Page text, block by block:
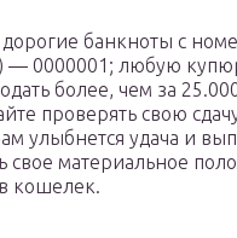
банкноты с
— 0000001; любую
более, чем за
проверять свою
улыбнется удача и
свое материальное
кошелек.